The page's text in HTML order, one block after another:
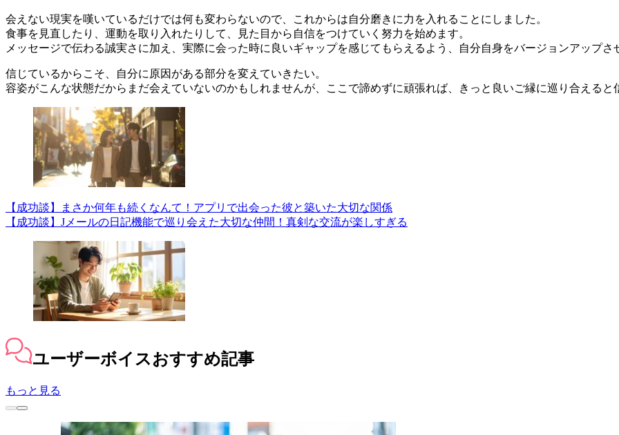
会えない現実を嘆いているだけでは何も変わらないので、これからは自分磨きに力を入れることにしました。
食事を見直したり、運動を取り入れたりして、見た目から自信をつけていく努力を始めます。
メッセージで伝わる誠実さに加え、実際に会った時に良いギャップを感じてもらえるよう、自分自身をバージョンアップさ
信じているからこそ、自分に原因がある部分を変えていきたい。
容姿がこんな状態だからまだ会えていないのかもしれませんが、ここで諦めずに頑張れば、きっと良いご縁に巡り合えると
【成功談】まさか何年も続くなんて！アプリで出会った彼と築いた大切な関係
【成功談】Jメールの日記機能で巡り会えた大切な仲間！真剣な交流が楽しすぎる
ユーザーボイスおすすめ記事
もっと見る